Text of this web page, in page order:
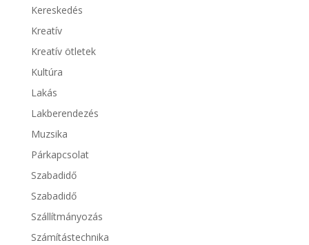
Kereskedés
Kreatív
Kreatív ötletek
Kultúra
Lakás
Lakberendezés
Muzsika
Párkapcsolat
Szabadidő
Szabadidő
Szállítmányozás
Számítástechnika